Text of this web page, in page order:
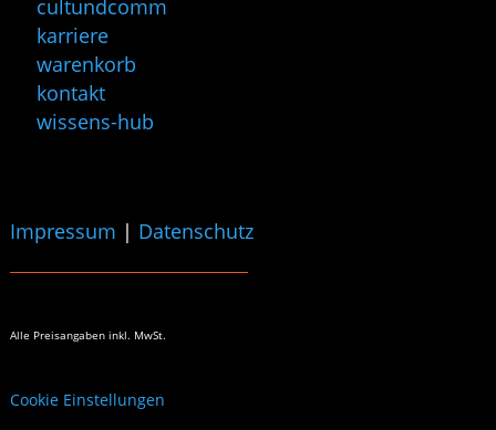
cultundcomm
karriere
warenkorb
kontakt
wissens-hub
Impressum | Datenschutz
Alle Preisangaben inkl. MwSt.
Cookie Einstellungen